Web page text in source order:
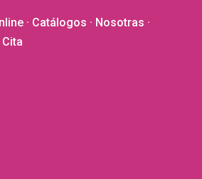
de
· Catálogos · Nosotras ·
Cita